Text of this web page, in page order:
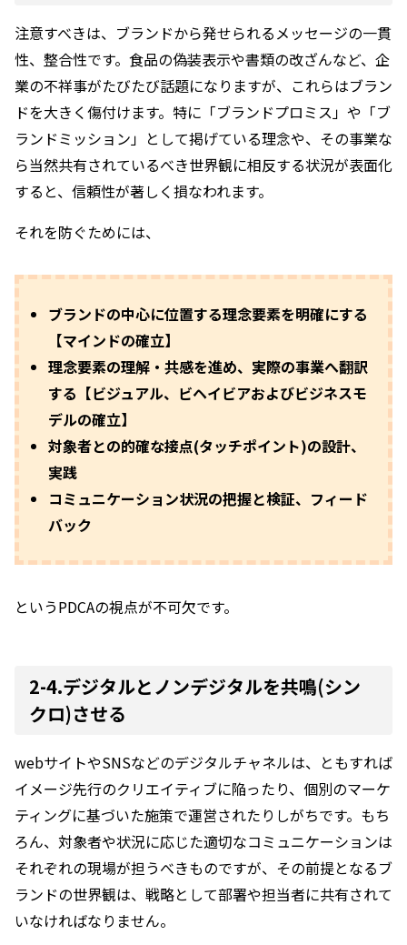
注意すべきは、ブランドから発せられるメッセージの一貫
性、整合性です。食品の偽装表示や書類の改ざんなど、企
業の不祥事がたびたび話題になりますが、これらはブラン
ドを大きく傷付けます。特に「ブランドプロミス」や「ブ
ランドミッション」として掲げている理念や、その事業な
ら当然共有されているべき世界観に相反する状況が表面化
すると、信頼性が著しく損なわれます。
それを防ぐためには、
ブランドの中心に位置する理念要素を明確にする
【マインドの確立】
理念要素の理解・共感を進め、実際の事業へ翻訳
する【ビジュアル、ビヘイビアおよびビジネスモ
デルの確立】
対象者との的確な接点(タッチポイント)の設計、
実践
コミュニケーション状況の把握と検証、フィード
バック
というPDCAの視点が不可欠です。
2-4.デジタルとノンデジタルを共鳴(シン
クロ)させる
webサイトやSNSなどのデジタルチャネルは、ともすれば
イメージ先行のクリエイティブに陥ったり、個別のマーケ
ティングに基づいた施策で運営されたりしがちです。もち
ろん、対象者や状況に応じた適切なコミュニケーションは
それぞれの現場が担うべきものですが、その前提となるブ
ランドの世界観は、戦略として部署や担当者に共有されて
いなければなりません。